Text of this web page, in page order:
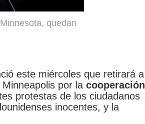
quedan
este miércoles que retirará a
por la cooperación
protestas de los ciudadanos
inocentes, y la